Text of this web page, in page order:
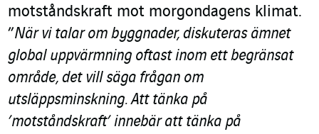
motståndskraft mot morgondagens klimat.
”När vi talar om byggnader, diskuteras ämnet
global uppvärmning oftast inom ett begränsat
område, det vill säga frågan om
utsläppsminskning. Att tänka på
’motståndskraft’ innebär att tänka på